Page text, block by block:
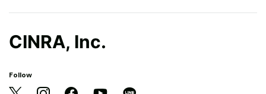
CINRA, Inc.
Follow